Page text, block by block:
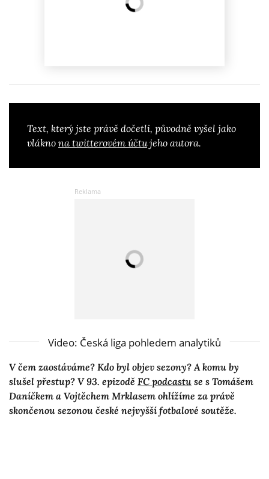
Text, který jste právě dočetli, původně vyšel jako
vlákno na twitterovém účtujeho autora.
Video: Česká liga pohledem analytiků
V čem zaostáváme? Kdo byl objev sezony? A komu by
slušel přestup? V 93. epizodě FC podcastu se s Tomášem
Daníčkem a Vojtěchem Mrklasem ohlížíme za právě
skončenou sezonou české nejvyšší fotbalové soutěže.